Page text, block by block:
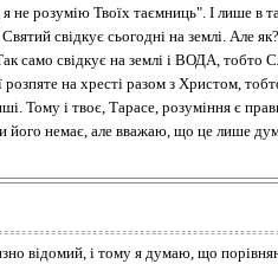
розумію Твоїх таємниць". І лише в
свідкує сьогодні на землі. Але
свідкує на землі і ВОДА, тобто
на хресті разом з Христом,
Тому і твоє, Тарасе, розуміння є
немає, але вважаю, що це лише
відомий, і тому я думаю, що